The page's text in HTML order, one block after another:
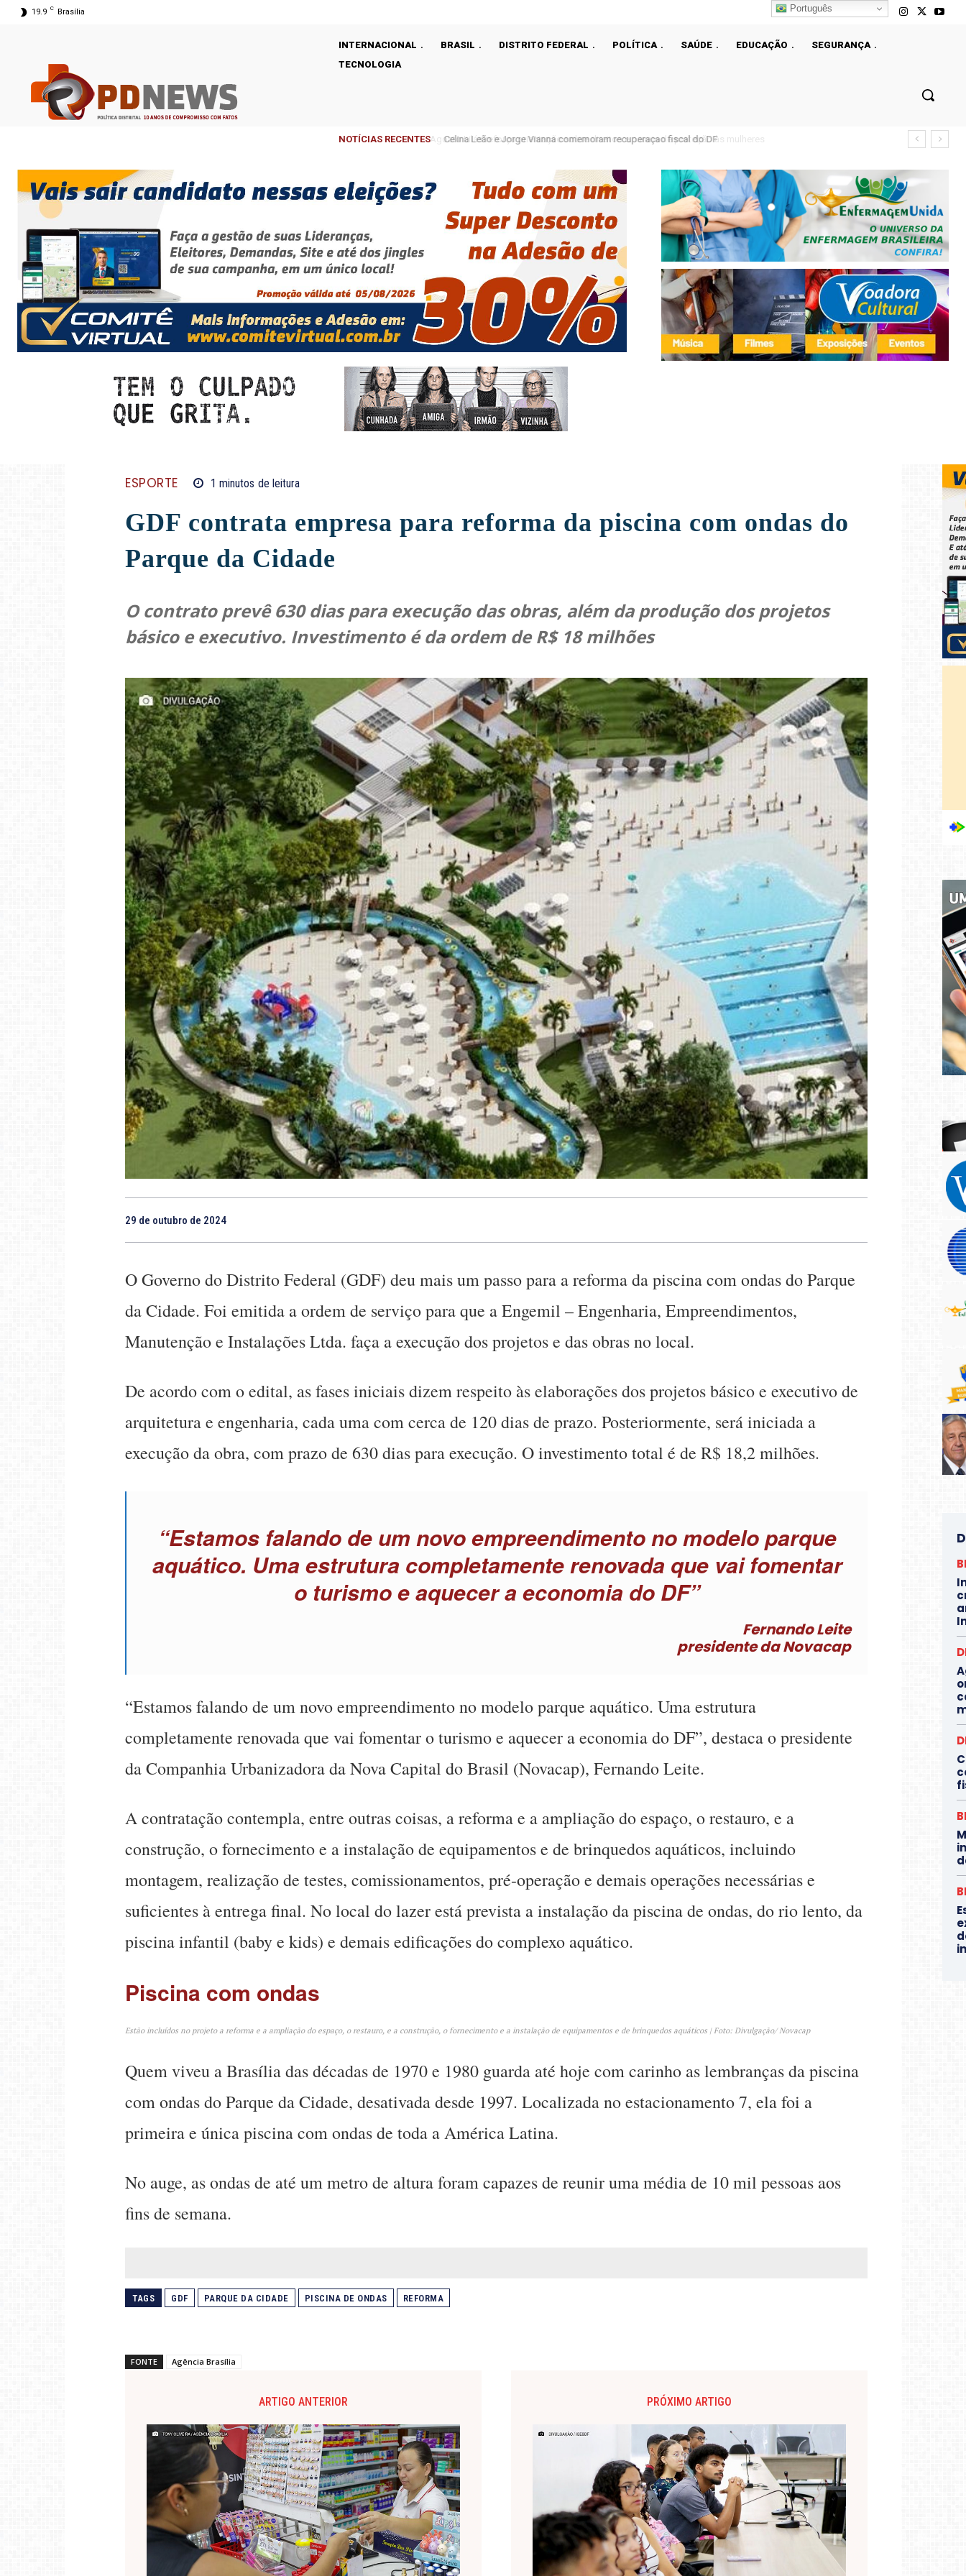
19.9 C Brasília
INTERNACIONAL BRASIL DISTRITO FEDERAL POLÍTICA SAÚDE EDUCAÇÃO
SEGURANÇA
TECNOLOGIA
NOTÍCIAS RECENTES Celina Leão e Jorge Vianna comemoram recuperaçao fiscal do DF
ESPORTE 1 minutos de leitura
GDF contrata empresa para reforma da piscina com ondas do
Parque da Cidade
O contrato prevê 630 dias para execução das obras, além da produção dos projetos
básico e executivo. Investimento é da ordem de R$ 18 milhões
29 de outubro de 2024
O Governo do Distrito Federal (GDF) deu mais um passo para a reforma da piscina com ondas do Parque
da Cidade. Foi emitida a ordem de serviço para que a Engemil – Engenharia, Empreendimentos,
Manutenção e Instalações Ltda. faça a execução dos projetos e das obras no local.
De acordo com o edital, as fases iniciais dizem respeito às elaborações dos projetos básico e executivo de
arquitetura e engenharia, cada uma com cerca de 120 dias de prazo. Posteriormente, será iniciada a
execução da obra, com prazo de 630 dias para execução. O investimento total é de R$ 18,2 milhões.
“Estamos falando de um novo empreendimento no modelo parque
aquático. Uma estrutura completamente renovada que vai fomentar
o turismo e aquecer a economia do DF”
Fernando Leite
presidente da Novacap
“Estamos falando de um novo empreendimento no modelo parque aquático. Uma estrutura
completamente renovada que vai fomentar o turismo e aquecer a economia do DF”, destaca o presidente
da Companhia Urbanizadora da Nova Capital do Brasil (Novacap), Fernando Leite.
A contratação contempla, entre outras coisas, a reforma e a ampliação do espaço, o restauro, e a
construção, o fornecimento e a instalação de equipamentos e de brinquedos aquáticos, incluindo
montagem, realização de testes, comissionamentos, pré-operação e demais operações necessárias e
suficientes à entrega final. No local do lazer está prevista a instalação da piscina de ondas, do rio lento, da
piscina infantil (baby e kids) e demais edificações do complexo aquático.
Piscina com ondas
Estão incluídos no projeto a reforma e a ampliação do espaço, o restauro, e a construção, o fornecimento e a instalação de equipamentos e de brinquedos aquáticos | Foto: Divulgação/ Novacap
Quem viveu a Brasília das décadas de 1970 e 1980 guarda até hoje com carinho as lembranças da piscina
com ondas do Parque da Cidade, desativada desde 1997. Localizada no estacionamento 7, ela foi a
primeira e única piscina com ondas de toda a América Latina.
No auge, as ondas de até um metro de altura foram capazes de reunir uma média de 10 mil pessoas aos
fins de semana.
TAGS GDF PARQUE DA CIDADE PISCINA DE ONDAS REFORMA
FONTE Agência Brasília
ARTIGO ANTERIOR PRÓXIMO ARTIGO
Português